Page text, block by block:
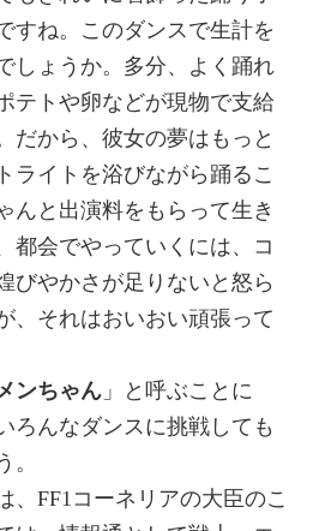
すね。このダンスで生計を
しょうか。多分、よく踊れ
テトや卵などが現物で支給
だから、彼女の夢はもっと
ライトを浴びながら踊るこ
んと出演料をもらって生き
都会でやっていくには、コ
びやかさが足りないと怒ら
、それはおいおい頑張って
ンちゃん 」と呼ぶことに
ろんなダンスに挑戦しても
。
、FF1コーネリアの大臣のこ